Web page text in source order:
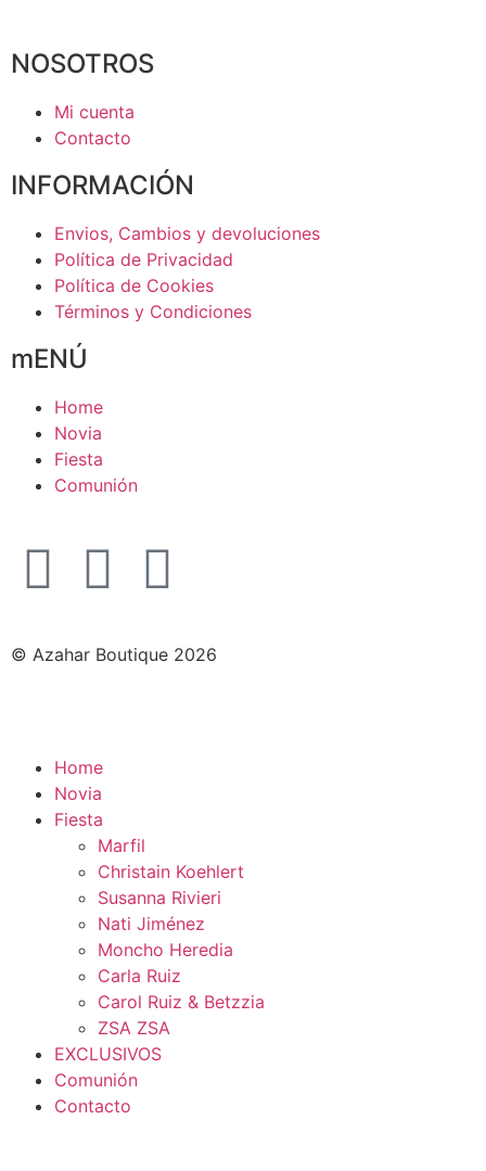
NOSOTROS
Mi cuenta
Contacto
INFORMACIÓN
Envios, Cambios y devoluciones
Política de Privacidad
Política de Cookies
Términos y Condiciones
mENÚ
Home
Novia
Fiesta
Comunión
© Azahar Boutique 2026
Home
Novia
Fiesta
Marfil
Christain Koehlert
Susanna Rivieri
Nati Jiménez
Moncho Heredia
Carla Ruiz
Carol Ruiz & Betzzia
ZSA ZSA
EXCLUSIVOS
Comunión
Contacto